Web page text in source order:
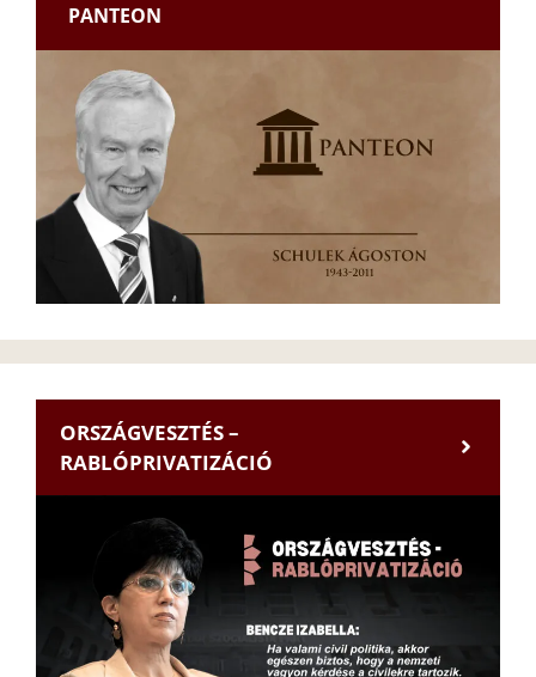
PANTEON
ORSZÁGVESZTÉS –
RABLÓPRIVATIZÁCIÓ